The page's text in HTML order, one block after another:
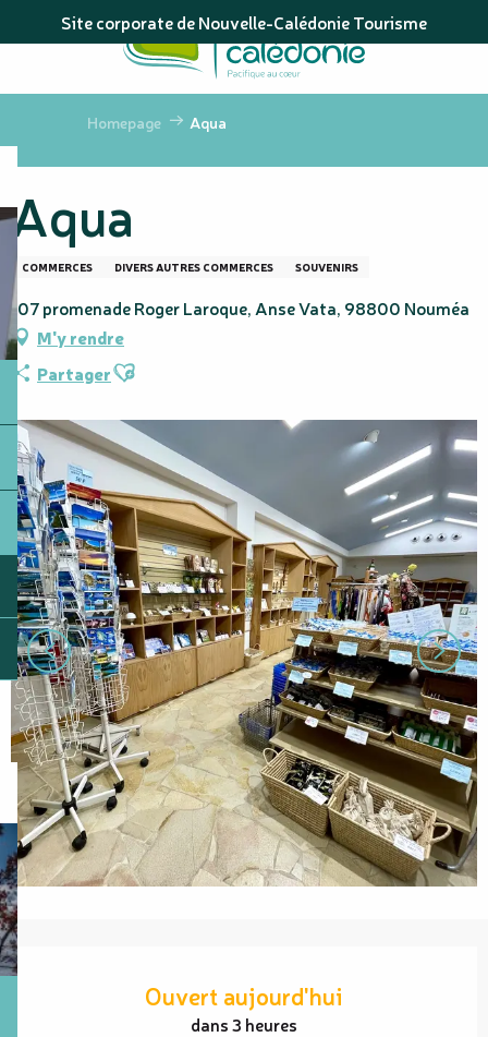
au
principal
Site corporate de Nouvelle-Calédonie Tourisme
Homepage Aqua
Aqua
COMMERCES DIVERS AUTRES COMMERCES SOUVENIRS
107 promenade Roger Laroque, Anse Vata, 98800 Nouméa
M'y rendre
PartagerAjouter aux favoris
Ouverture et coordonnées
Ouvert aujourd'hui
dans 3 heures